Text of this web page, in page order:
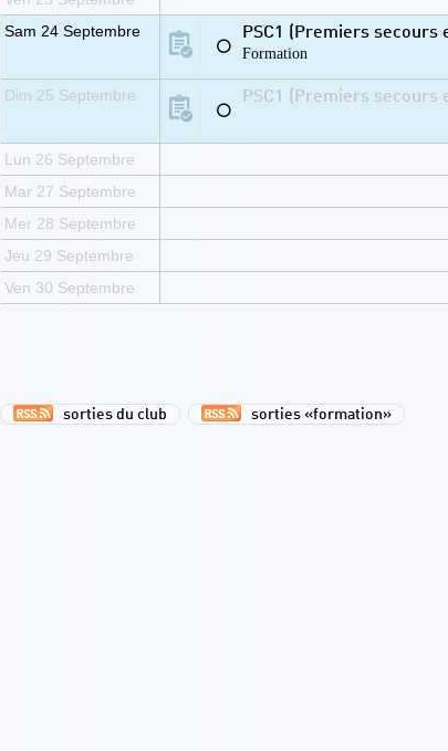
Sam 24 Septembre
⚪
PSC1 (Premiers secours
Formation
Dim 25 Septembre
⚪
PSC1 (Premiers secours
Lun 26 Septembre
Mar 27 Septembre
Mer 28 Septembre
Jeu 29 Septembre
Ven 30 Septembre
sorties du club sorties «formation»